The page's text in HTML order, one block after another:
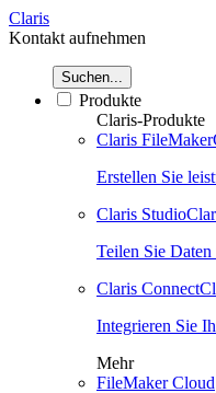
Claris
Kontakt aufnehmen
Suchen...
Produkte
Claris-Produkte
Claris FileMaker
Erstellen Sie
Claris Studio
Teilen Sie
Claris Connect
Integrieren Sie
Mehr
FileMaker Cloud